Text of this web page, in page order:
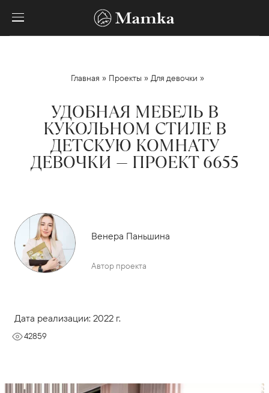
Главная » Проекты » Для девочки »
УДОБНАЯ МЕБЕЛЬ В
КУКОЛЬНОМ СТИЛЕ В
ДЕТСКУЮ КОМНАТУ
ДЕВОЧКИ — ПРОЕКТ 6655
Венера Паньшина
Автор проекта
Дата реализации: 2022 г.
42859